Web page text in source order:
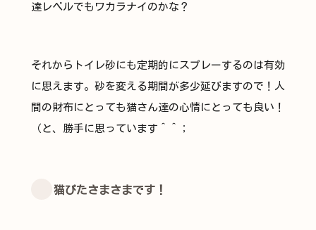
達レベルでもワカラナイのかな？
それからトイレ砂にも定期的にスプレーするのは有効
に思えます。砂を変える期間が多少延びますので！人
間の財布にとっても猫さん達の心情にとっても良い！
（と、勝手に思っています＾＾；
猫ぴたさまさまです！